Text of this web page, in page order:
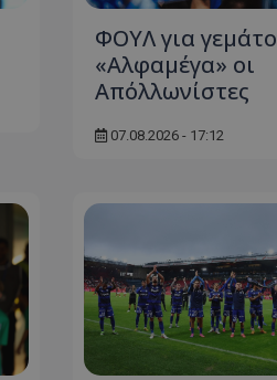
ΦΟΥΛ για γεμάτο
«Αλφαμέγα» οι
Απόλλωνίστες
07.08.2026 - 17:12